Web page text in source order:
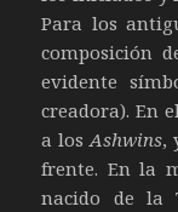
Para los
composición
evidente
creadora). En
a losAshwins,
frente. En la
nacido de la